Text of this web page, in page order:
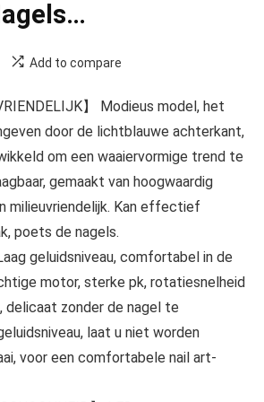
Add to compare
】 Modieus model, het
door de lichtblauwe achterkant,
om een ​​waaiervormige trend te
gemaakt van hoogwaardig
milieuvriendelijk. Kan effectief
poets de nagels.
geluidsniveau, comfortabel in de
motor, sterke pk, rotatiesnelheid
delicaat zonder de nagel te
laat u niet worden
voor een comfortabele nail art-